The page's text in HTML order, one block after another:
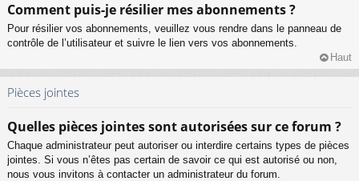
Comment puis-je résilier mes abonnements ?
Pour résilier vos abonnements, veuillez vous rendre dans le panneau de
contrôle de l’utilisateur et suivre le lien vers vos abonnements.
Haut
Pièces jointes
Quelles pièces jointes sont autorisées sur ce forum ?
Chaque administrateur peut autoriser ou interdire certains types de pièces
jointes. Si vous n’êtes pas certain de savoir ce qui est autorisé ou non,
nous vous invitons à contacter un administrateur du forum.